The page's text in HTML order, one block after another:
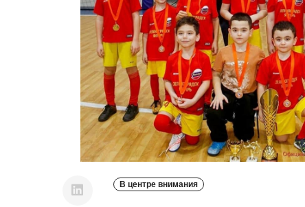
В центре внимания